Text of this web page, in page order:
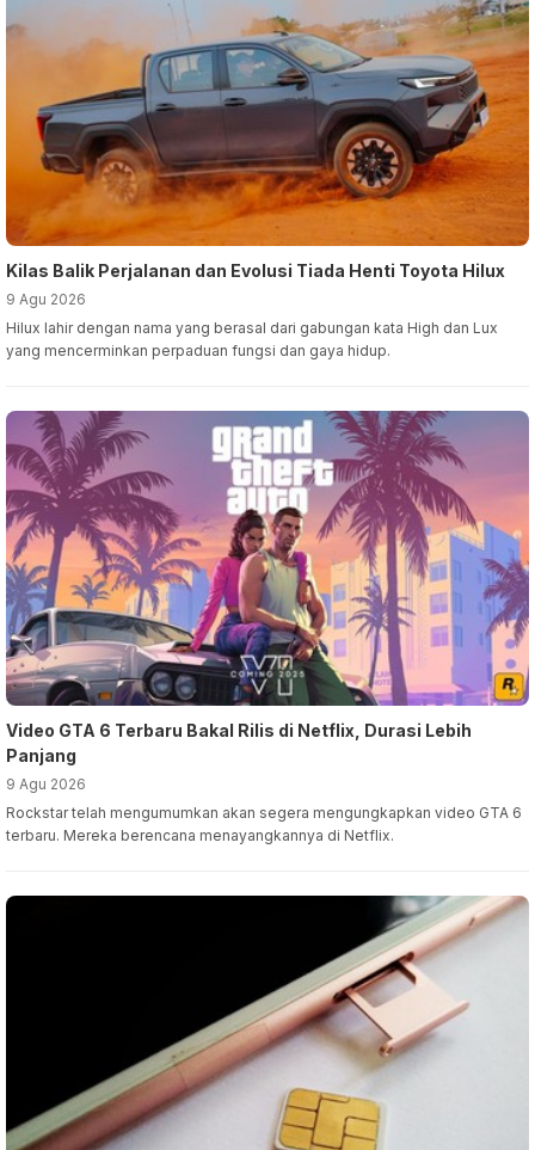
Kilas Balik Perjalanan dan Evolusi Tiada Henti Toyota Hilux
9 Agu 2026
Hilux lahir dengan nama yang berasal dari gabungan kata High dan Lux
yang mencerminkan perpaduan fungsi dan gaya hidup.
Video GTA 6 Terbaru Bakal Rilis di Netflix, Durasi Lebih
Panjang
9 Agu 2026
Rockstar telah mengumumkan akan segera mengungkapkan video GTA 6
terbaru. Mereka berencana menayangkannya di Netflix.